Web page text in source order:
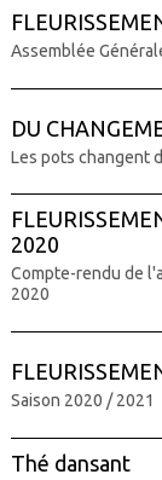
Assemblée
DU
Les pots changent
2020
Compte-rendu de
2020
Saison 2020 / 2021
Thé dansant